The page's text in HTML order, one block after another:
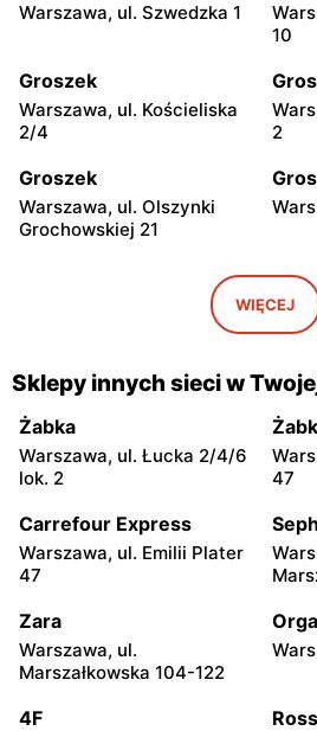
Warszawa, ul. Szwedzka 1
10
Groszek
Warszawa, ul. Kościeliska
2/4
2
Groszek
Warszawa, ul. Olszynki
Grochowskiej 21
Warszawa, ul. Myśliborska
Groszek
Babice Nowe, ul.
Warszawska 278
Groszek
Polskich 9
Groszek
1/80
Groszek
32E
280
WIĘCEJ
Sklepy innych sieci w
Żabka
Warszawa, ul. Łucka 2/4/6
lok. 2
47
Carrefour Express
Warszawa, ul. Emilii Plater
47
Zara
Warszawa, ul.
Marszałkowska 104-122
4F